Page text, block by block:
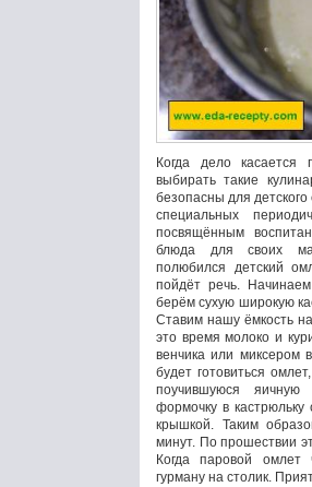
Когда дело
выбирать такие
безопасны для
специальных
посвящённым
блюда для своих
полюбился детский
пойдёт речь.
берём сухую широкую
Ставим нашу ёмкость
это время молоко и
венчика или миксером
будет готовиться
поучившуюся
формочку в
крышкой. Таким
минут. По прошествии
Когда паровой омлет
гурману на столик.